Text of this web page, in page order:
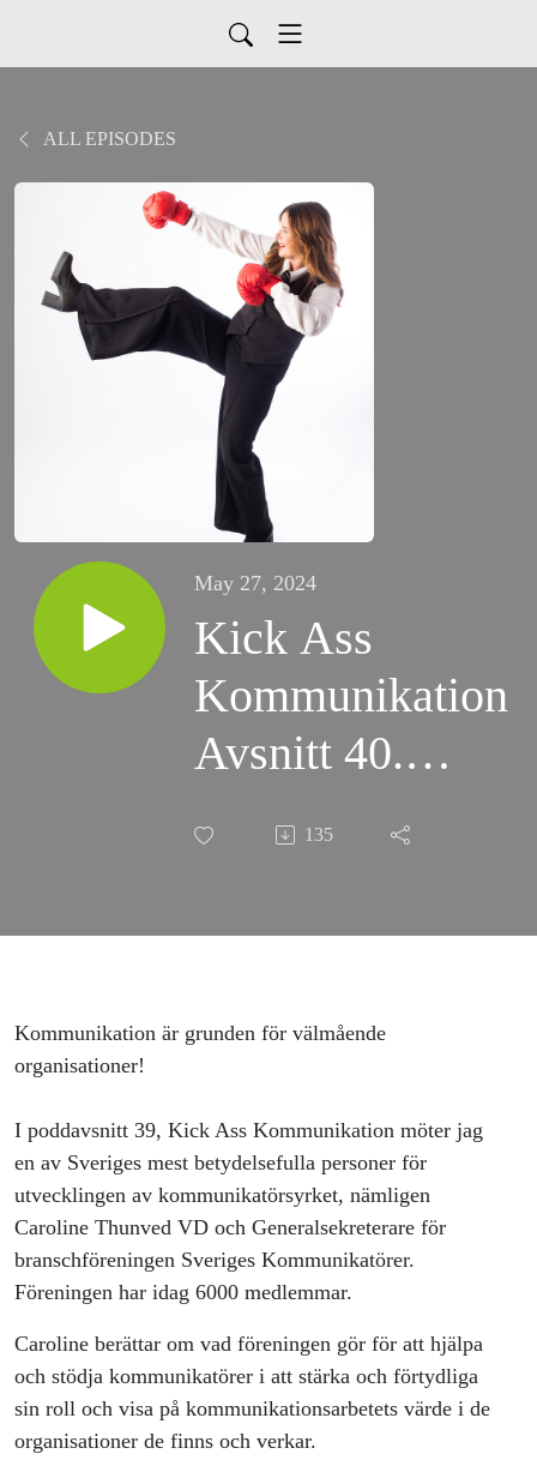
ALL EPISODES
May 27, 2024
Kick Ass
Kommunikation
Avsnitt 40.
Kommunikation
välmående
Gäst Caroline
Sveriges
Kommunikatörer
135
Kommunikation är grunden för välmående
organisationer!
I poddavsnitt 39, Kick Ass Kommunikation möter jag
en av Sveriges mest betydelsefulla personer för
utvecklingen av kommunikatörsyrket, nämligen
Caroline Thunved VD och Generalsekreterare för
branschföreningen Sveriges Kommunikatörer.
Föreningen har idag 6000 medlemmar.
Caroline berättar om vad föreningen gör för att hjälpa
och stödja kommunikatörer i att stärka och förtydliga
sin roll och visa på kommunikationsarbetets värde i de
organisationer de finns och verkar.